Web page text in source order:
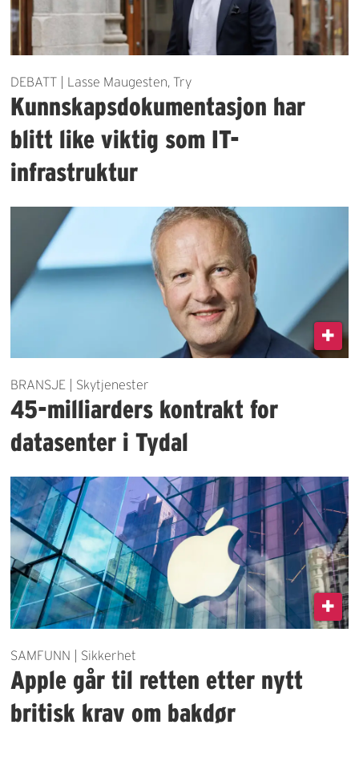
DEBATT | Lasse Maugesten, Try
Kunnskapsdokumentasjon har
blitt like viktig som IT-
infrastruktur
BRANSJE | Skytjenester
45-milliarders kontrakt for
datasenter i Tydal
SAMFUNN | Sikkerhet
Apple går til retten etter nytt
britisk krav om bakdør